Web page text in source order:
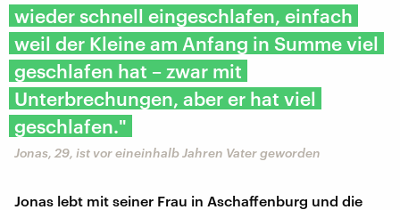
wieder schnell eingeschlafen, einfach
weil der Kleine am Anfang in Summe viel
geschlafen hat – zwar mit
Unterbrechungen, aber er hat viel
geschlafen."
Jonas, 29, ist vor eineinhalb Jahren Vater geworden
Jonas lebt mit seiner Frau in Aschaffenburg und die